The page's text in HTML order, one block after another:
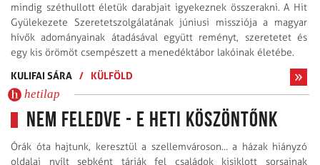
mindig széthullott életük darabjait igyekeznek összerakni. A Hit
Gyülekezete Szeretetszolgálatá­nak júniusi missziója a magyar
hívők adományainak átadásával együtt reményt, szeretetet és
egy kis örömöt csempészett a menedéktábor lakóinak életébe.
KULIFAI SÁRA / KÜLFÖLD
hetilap
Nem feledve - E heti köszöntőnk
Órák óta hajtunk, keresztül a szellemvároson… a házak hiányzó
oldalai nyílt sebként tárják fel családok kisiklott sorsainak